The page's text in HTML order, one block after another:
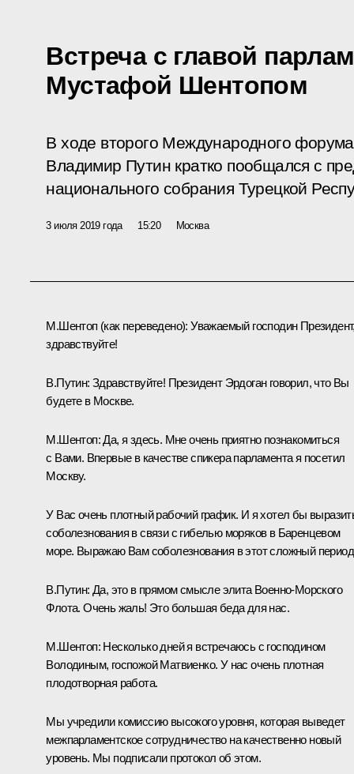
Встреча с главой
Мустафой Шентопом
В ходе второго Международного
Владимир Путин кратко пообщался с
национального собрания Турецкой
3 июля 2019 года 15:20 Москва
М.Шентоп (как переведено): Уважаемый господин
здравствуйте!
В.Путин: Здравствуйте! Президент Эрдоган говорил, что Вы
будете в Москве.
М.Шентоп: Да, я здесь. Мне очень приятно познакомиться
с Вами. Впервые в качестве спикера парламента я посетил
Москву.
У Вас очень плотный рабочий график. И я хотел бы
соболезнования в связи с гибелью моряков в Баренцевом
море. Выражаю Вам соболезнования в этот сложный
В.Путин: Да, это в прямом смысле элита Военно-Морского
Флота. Очень жаль! Это большая беда для нас.
М.Шентоп: Несколько дней я встречаюсь с господином
Володиным, госпожой Матвиенко. У нас очень плотная
плодотворная работа.
Мы учредили комиссию высокого уровня, которая выведет
межпарламентское сотрудничество на качественно новый
уровень. Мы подписали протокол об этом.